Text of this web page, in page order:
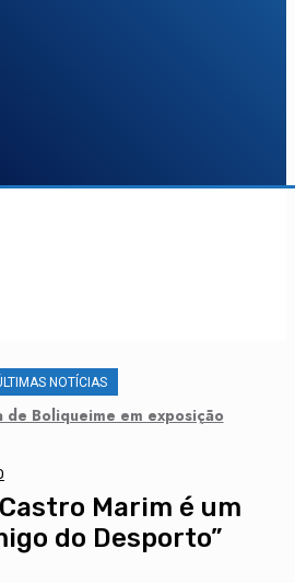
NOTÍCIAS
de Boliqueime em exposição
Marim é um
do Desporto”